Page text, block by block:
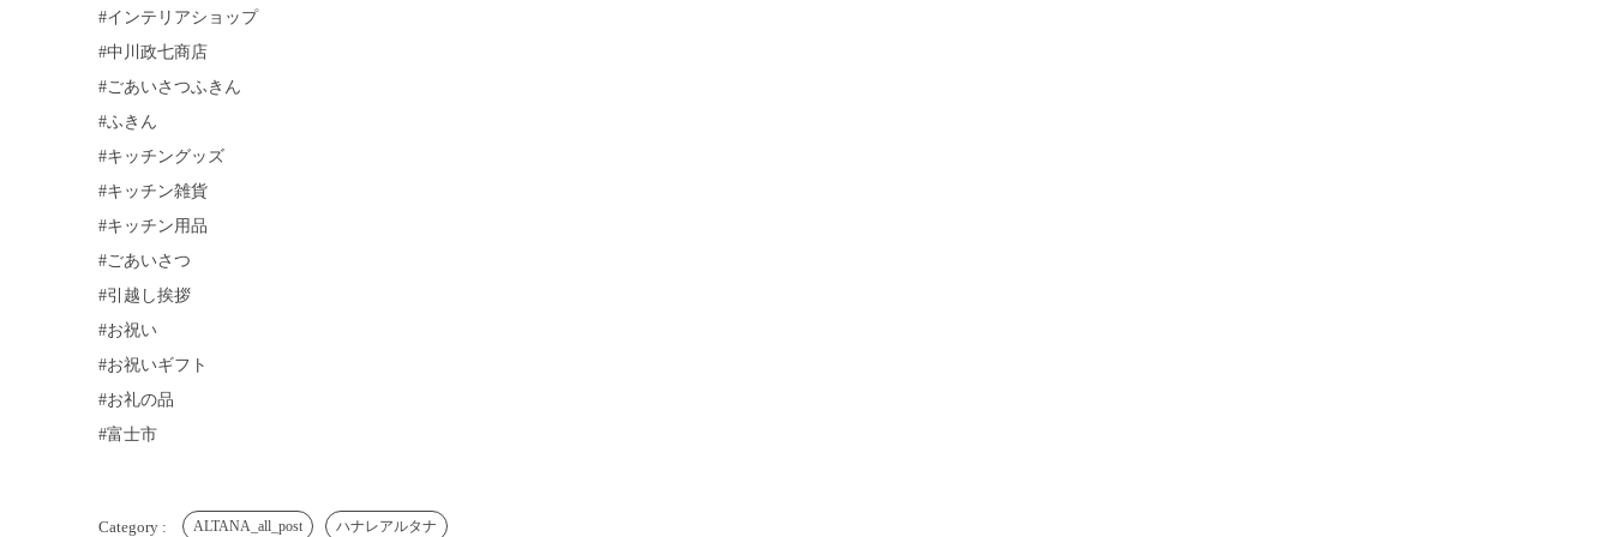
#インテリアショップ
#中川政七商店
#ごあいさつふきん
#ふきん
#キッチングッズ
#キッチン雑貨
#キッチン用品
#ごあいさつ
#引越し挨拶
#お祝い
#お祝いギフト
#お礼の品
#富士市
ALTANA_all_post ハナレアルタナ